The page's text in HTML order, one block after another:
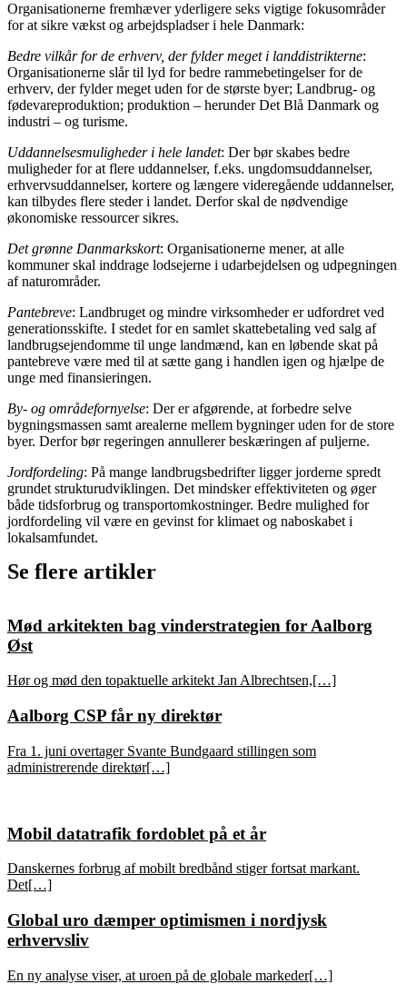
Organisationerne fremhæver yderligere seks vigtige fokusområder
for at sikre vækst og arbejdspladser i hele Danmark:
Bedre vilkår for de erhverv, der fylder meget i landdistrikterne:
Organisationerne slår til lyd for bedre rammebetingelser for de
erhverv, der fylder meget uden for de største byer; Landbrug- og
fødevareproduktion; produktion – herunder Det Blå Danmark og
industri – og turisme.
Uddannelsesmuligheder i hele landet: Der bør skabes bedre
muligheder for at flere uddannelser, f.eks. ungdomsuddannelser,
erhvervsuddannelser, kortere og længere videregående uddannelser,
kan tilbydes flere steder i landet. Derfor skal de nødvendige
økonomiske ressourcer sikres.
Det grønne Danmarkskort: Organisationerne mener, at alle
kommuner skal inddrage lodsejerne i udarbejdelsen og udpegningen
af naturområder.
Pantebreve: Landbruget og mindre virksomheder er udfordret ved
generationsskifte. I stedet for en samlet skattebetaling ved salg af
landbrugsejendomme til unge landmænd, kan en løbende skat på
pantebreve være med til at sætte gang i handlen igen og hjælpe de
unge med finansieringen.
By- og områdefornyelse: Der er afgørende, at forbedre selve
bygningsmassen samt arealerne mellem bygninger uden for de store
byer. Derfor bør regeringen annullerer beskæringen af puljerne.
Jordfordeling: På mange landbrugsbedrifter ligger jorderne spredt
grundet strukturudviklingen. Det mindsker effektiviteten og øger
både tidsforbrug og transportomkostninger. Bedre mulighed for
jordfordeling vil være en gevinst for klimaet og naboskabet i
lokalsamfundet.
Se flere artikler
Mød arkitekten bag vinderstrategien for Aalborg
Øst
Hør og mød den topaktuelle arkitekt Jan Albrechtsen,[…]
Aalborg CSP får ny direktør
Fra 1. juni overtager Svante Bundgaard stillingen som
administrerende direktør[…]
Mobil datatrafik fordoblet på et år
Danskernes forbrug af mobilt bredbånd stiger fortsat markant.
Det[…]
Global uro dæmper optimismen i nordjysk
erhvervsliv
En ny analyse viser, at uroen på de globale markeder[…]